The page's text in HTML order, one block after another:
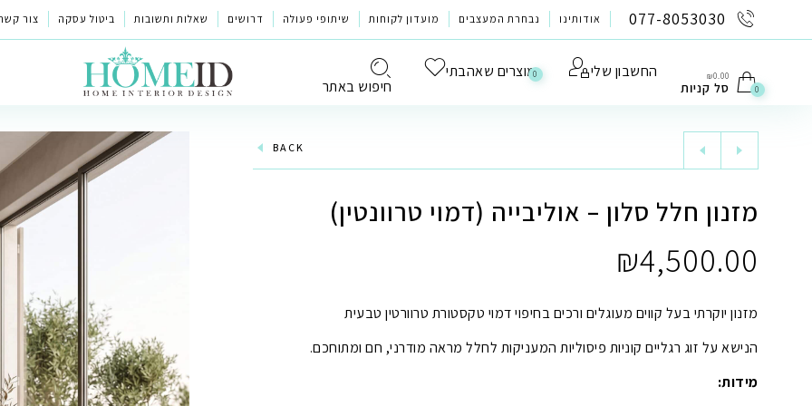
077-8053030 אודותינו נבחרת המעצבים מועדון לקוחות שיתופי פעולה דרושים שאלות ותשובות ביטול עסקה צור
חיפוש באתר
0מוצרים שאהבתי החשבון שלי ₪0.00
סל קניות 0
BACK
מזנון חלל סלון – אוליבייה (דמוי טרוונטין)
₪4,500.00
מזנון יוקרתי בעל קווים מעוגלים ורכים בחיפוי דמוי טקסטורת טרוורטין טבעית
הנישא על זוג רגליים קוניות פיסוליות המעניקות לחלל מראה מודרני, חם ומתוחכם.
מידות: